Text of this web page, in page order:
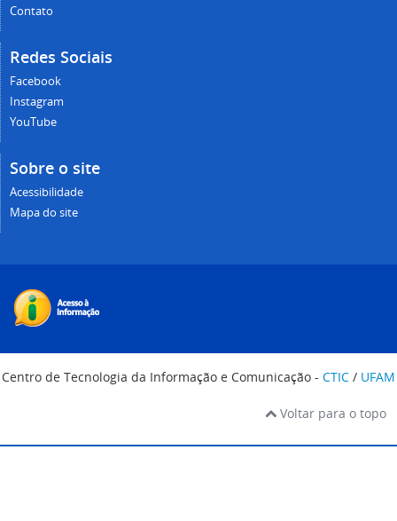
Contato
Redes Sociais
Facebook
Instagram
YouTube
Sobre o site
Acessibilidade
Mapa do site
Centro de Tecnologia da Informação e Comunicação - CTIC / UFAM
Voltar para o topo